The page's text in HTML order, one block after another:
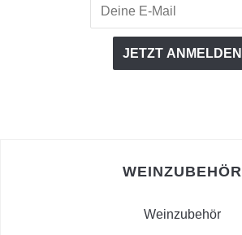
WEINZUBEHÖR
Weinzubehör